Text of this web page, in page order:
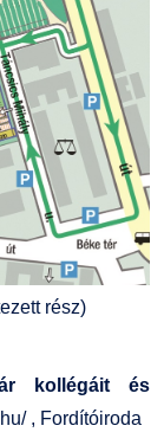
rész)
kollégáit és
, Fordítóiroda